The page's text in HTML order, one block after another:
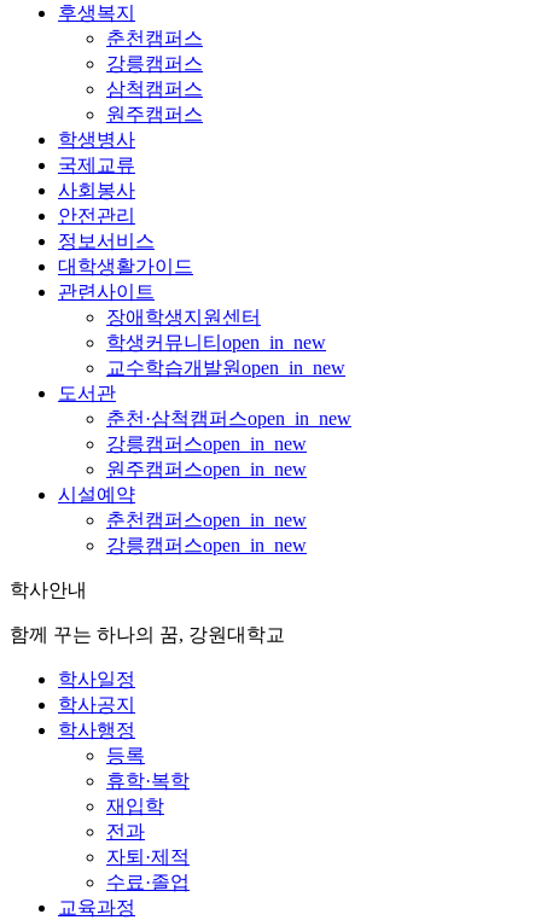
후생복지
춘천캠퍼스
강릉캠퍼스
삼척캠퍼스
원주캠퍼스
학생병사
국제교류
사회봉사
안전관리
정보서비스
대학생활가이드
관련사이트
장애학생지원센터
학생커뮤니티 open_in_new
교수학습개발원open_in_new
도서관
춘천·삼척캠퍼스open_in_new
강릉캠퍼스open_in_new
원주캠퍼스open_in_new
시설예약
춘천캠퍼스open_in_new
강릉캠퍼스open_in_new
학사안내
함께 꾸는 하나의 꿈, 강원대학교
학사일정
학사공지
학사행정
등록
휴학·복학
재입학
전과
자퇴·제적
수료·졸업
교육과정